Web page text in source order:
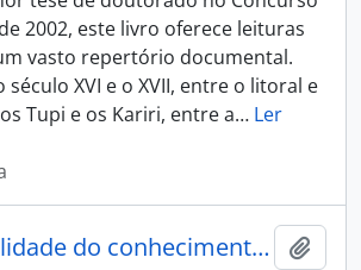
de 2002, este livro oferece leituras
vasto repertório documental.
XVI e o XVII, entre o litoral e
Tupi e os Kariri, entre a… Ler
A transversalidade do conhecimento científico